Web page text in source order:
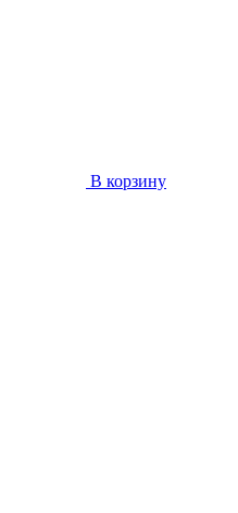
В корзину